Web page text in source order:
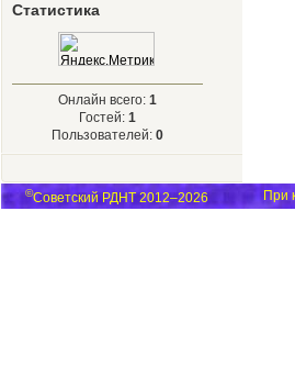
Статистика
Онлайн всего: 1
Гостей: 1
Пользователей: 0
©Советский РДНТ 2012–2026 При